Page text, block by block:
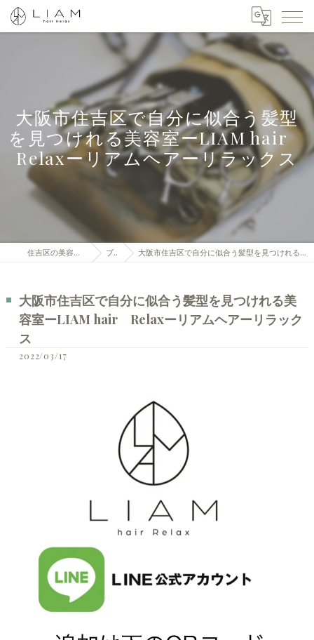
大阪市住吉区で自分に似合う髪型
を見つけれる美容室ーLIAM hair
Relaxーリアムヘアーリラックス
住吉区の美容室はLIAM hair Relax ブログ 大阪市住吉区で自分に似合う髪型を見つけれる美容室ーLIAM hair Relaxーリアムヘアーリラックス
大阪市住吉区で自分に似合う髪型を見つけれる美
容室ーLIAM hair Relaxーリアムヘアーリラック
ス
2022/03/17